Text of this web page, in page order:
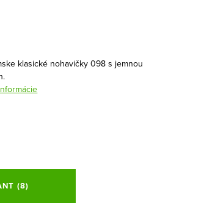
klasické nohavičky 098 s jemnou
(8)